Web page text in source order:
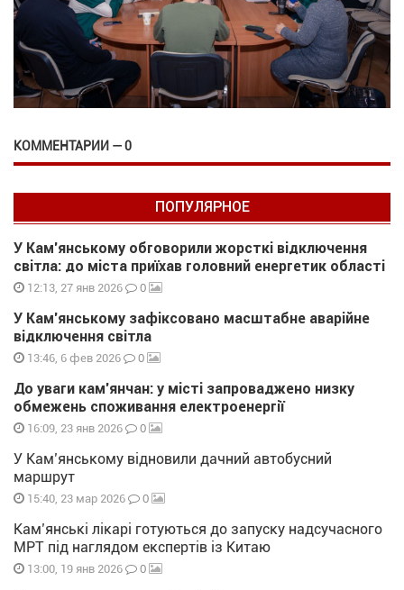
КОММЕНТАРИИ — 0
ПОПУЛЯРНОЕ
У Кам’янському обговорили жорсткі відключення
світла: до міста приїхав головний енергетик області
12:13, 27 янв 2026 0
У Кам’янському зафіксовано масштабне аварійне
відключення світла
13:46, 6 фев 2026 0
До уваги кам’янчан: у місті запроваджено низку
обмежень споживання електроенергії
16:09, 23 янв 2026 0
У Кам’янському відновили дачний автобусний
маршрут
15:40, 23 мар 2026 0
Кам’янські лікарі готуються до запуску надсучасного
МРТ під наглядом експертів із Китаю
13:00, 19 янв 2026 0